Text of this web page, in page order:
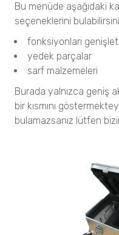
Narkotik ve
Resolve
Sıvı Patlayıcı Tespit
Insight 200M
İlaç / Eczacılık
Partikül Boyut Analizi
SYNC
Nanotrac Wave II
NANOTRAC FLEX
Partikül Boyut ve
CAMSIZER X2
Bu menüde aşağıdaki
seçeneklerini
fonksiyonları
yedek parçalar
sarf malzemeleri
Burada yalnızca geniş
bir kısmını
bulamazsanız lütfen